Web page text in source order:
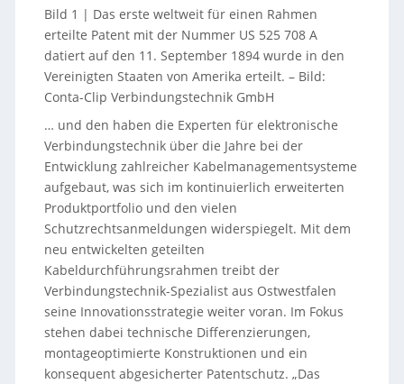
Bild 1 | Das erste weltweit für einen Rahmen
erteilte Patent mit der Nummer US 525 708 A
datiert auf den 11. September 1894 wurde in den
Vereinigten Staaten von Amerika erteilt. – Bild:
Conta-Clip Verbindungstechnik GmbH
… und den haben die Experten für elektronische
Verbindungstechnik über die Jahre bei der
Entwicklung zahlreicher Kabelmanagementsysteme
aufgebaut, was sich im kontinuierlich erweiterten
Produktportfolio und den vielen
Schutzrechtsanmeldungen widerspiegelt. Mit dem
neu entwickelten geteilten
Kabeldurchführungsrahmen treibt der
Verbindungstechnik-Spezialist aus Ostwestfalen
seine Innovationsstrategie weiter voran. Im Fokus
stehen dabei technische Differenzierungen,
montageoptimierte Konstruktionen und ein
konsequent abgesicherter Patentschutz. „Das